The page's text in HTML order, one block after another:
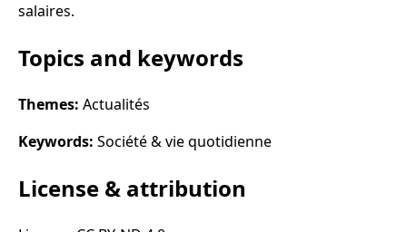
salaires.
Topics and keywords
Themes: Actualités
Keywords: Société & vie quotidienne
License & attribution